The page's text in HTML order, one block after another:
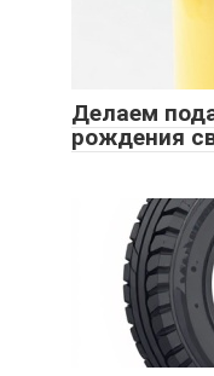
Делаем
рождения